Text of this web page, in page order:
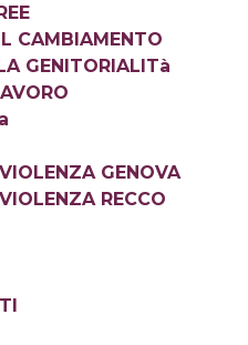
CAMBIAMENTO
GENITORIALITà
GENOVA
RECCO